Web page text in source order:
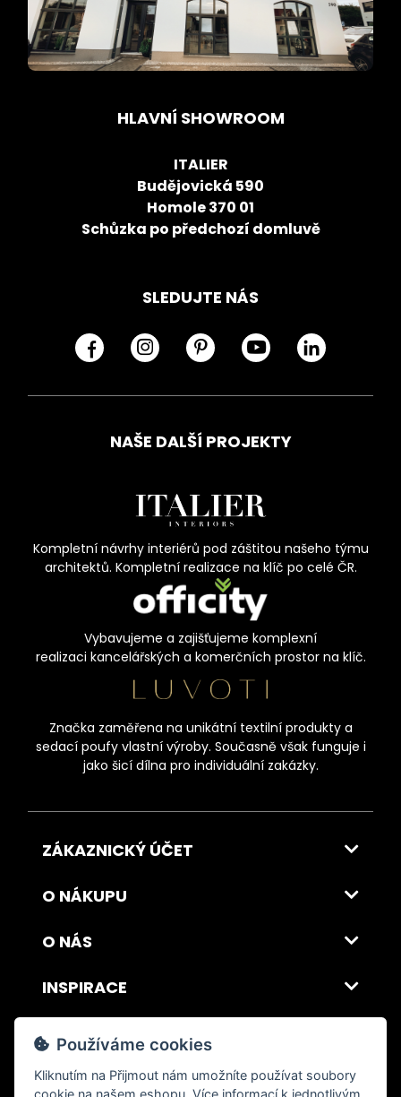
HLAVNÍ SHOWROOM
ITALIER
Budějovická 590
Homole 370 01
Schůzka po předchozí domluvě
SLEDUJTE NÁS
NAŠE DALŠÍ PROJEKTY
Kompletní návrhy interiérů pod záštitou našeho týmu
architektů. Kompletní realizace na klíč po celé ČR.
Vybavujeme a zajišťujeme komplexní
realizaci kancelářských a komerčních prostor na klíč.
Značka zaměřena na unikátní textilní produkty a
sedací poufy vlastní výroby. Současně však funguje i
jako šicí dílna pro individuální zakázky.
ZÁKAZNICKÝ ÚČET
O NÁKUPU
O NÁS
INSPIRACE
DOPRAVA A PLATBA
Používáme cookies
Kliknutím na Přijmout nám umožníte používat soubory
cookie na našem eshopu. Více informací k jednotlivým